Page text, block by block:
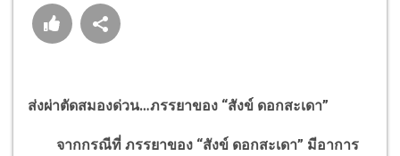
ส่งผ่าตัดสมองด่วน…ภรรยาของ “สังข์ ดอกสะเดา”
จากกรณีที่ ภรรยาของ “สังข์ ดอกสะเดา” มีอาการ